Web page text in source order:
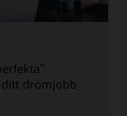
ditt drömjobb